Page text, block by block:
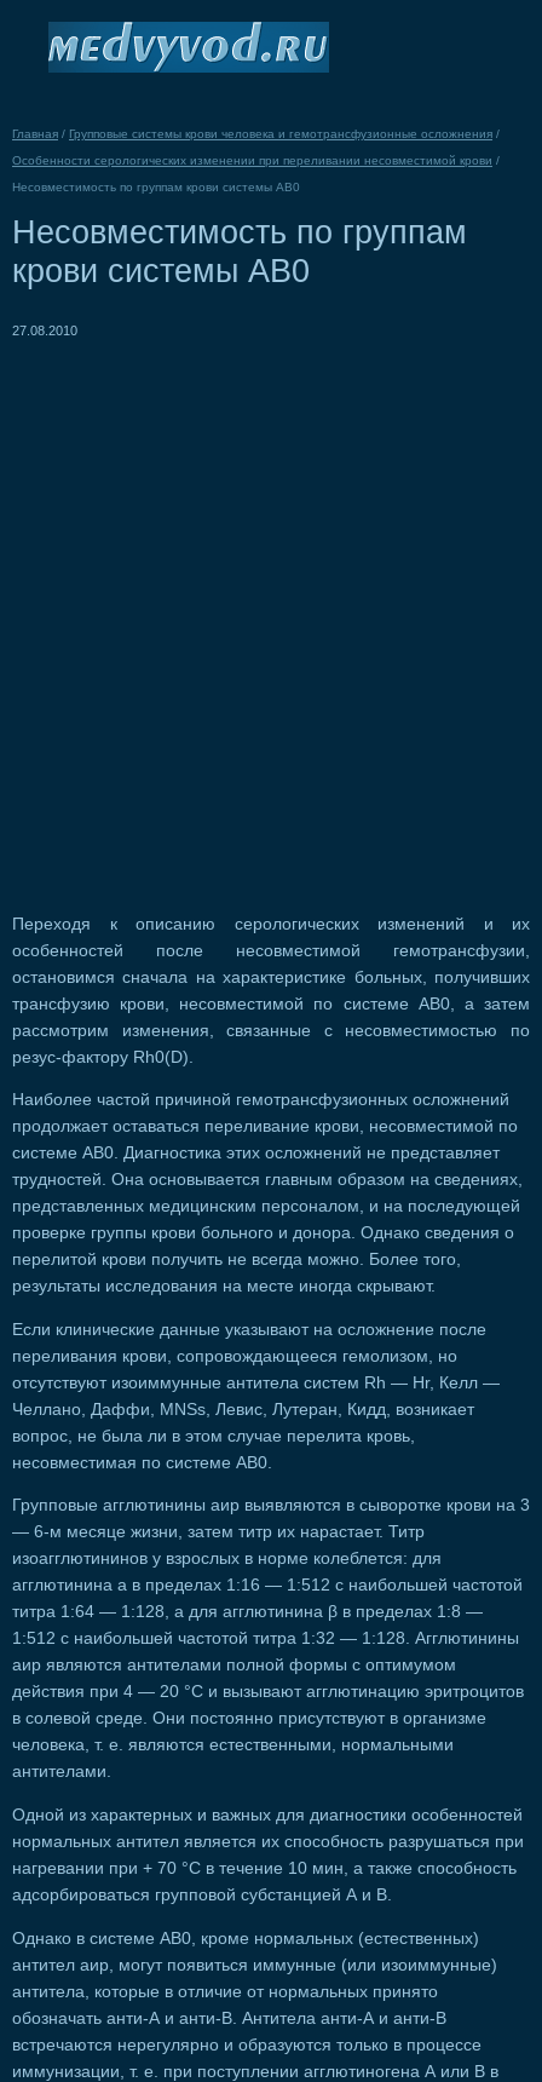
Главная / Групповые системы крови человека и гемотрансфузионные осложнения /
Особенности серологических изменении при переливании несовместимой крови /
Несовместимость по группам крови системы АВ0
Несовместимость по группам
крови системы АВ0
27.08.2010
Переходя к описанию серологических изменений и их
особенностей после несовместимой гемотрансфузии,
остановимся сначала на характеристике больных, получивших
трансфузию крови, несовместимой по системе АВ0, а затем
рассмотрим изменения, связанные с несовместимостью по
резус-фактору Rh0(D).
Наиболее частой причиной гемотрансфузионных осложнений
продолжает оставаться переливание крови, несовместимой по
системе АВ0. Диагностика этих осложнений не представляет
трудностей. Она основывается главным образом на сведениях,
представленных медицинским персоналом, и на последующей
проверке группы крови больного и донора. Однако сведения о
перелитой крови получить не всегда можно. Более того,
результаты исследования на месте иногда скрывают.
Если клинические данные указывают на осложнение после
переливания крови, сопровождающееся гемолизом, но
отсутствуют изоиммунные антитела систем Rh — Нr, Келл —
Челлано, Даффи, MNSs, Левис, Лутеран, Кидд, возникает
вопрос, не была ли в этом случае перелита кровь,
несовместимая по системе АВ0.
Групповые агглютинины аир выявляются в сыворотке крови на 3
— 6-м месяце жизни, затем титр их нарастает. Титр
изоагглютининов у взрослых в норме колеблется: для
агглютинина а в пределах 1:16 — 1:512 с наибольшей частотой
титра 1:64 — 1:128, а для агглютинина β в пределах 1:8 —
1:512 с наибольшей частотой титра 1:32 — 1:128. Агглютинины
аир являются антителами полной формы с оптимумом
действия при 4 — 20 °С и вызывают агглютинацию эритроцитов
в солевой среде. Они постоянно присутствуют в организме
человека, т. е. являются естественными, нормальными
антителами.
Одной из характерных и важных для диагностики особенностей
нормальных антител является их способность разрушаться при
нагревании при + 70 °С в течение 10 мин, а также способность
адсорбироваться групповой субстанцией А и В.
Однако в системе АВ0, кроме нормальных (естественных)
антител аир, могут появиться иммунные (или изоиммунные)
антитела, которые в отличие от нормальных принято
обозначать анти-А и анти-В. Антитела анти-А и анти-В
встречаются нерегулярно и образуются только в процессе
иммунизации, т. е. при поступлении агглютиногена А или В в